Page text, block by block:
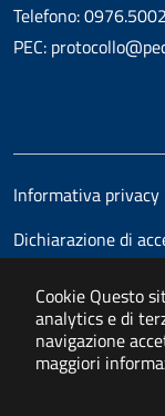
Cookie Questo
analytics e di
navigazione
maggiori
Telefono:
PEC:
Informativa privacy
Dichiarazione di